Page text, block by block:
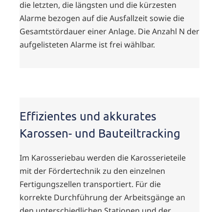
die letzten, die längsten und die kürzesten
Alarme bezogen auf die Ausfallzeit sowie die
Gesamtstördauer einer Anlage. Die Anzahl N der
aufgelisteten Alarme ist frei wählbar.
Effizientes und akkurates
Karossen- und Bauteiltracking
Im Karosseriebau werden die Karosserieteile
mit der Fördertechnik zu den einzelnen
Fertigungszellen transportiert. Für die
korrekte Durchführung der Arbeitsgänge an